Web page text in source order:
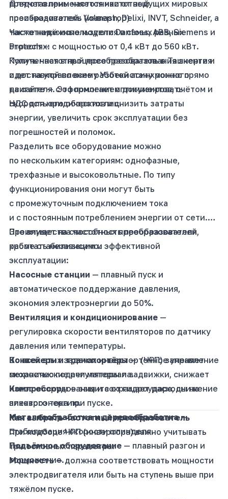
представлены частотники от ведущих мировых
производителей: Volmash, Delixi, INVT, Schneider, а
также надёжные модели Danfoss, ABB, Siemens и
Protech — с мощностью от 0,4 кВт до 560 кВт.
Купить частотный преобразователь в Ташкенте и
с доставкой по всему Узбекистану можно прямо
на сайте — с оформлением документов, счётом и
НДС для юридических лиц.
Для чего применяется частотный
преобразователь (инвертор)
Частотники используются в самых разных
отраслях:
Полученная в процессе преобразования энергия
идет на управление работой асинхронного
двигателя. Это помогает оптимизировать
скорость его оборотов и снизить затраты
энергии, увеличить срок эксплуатации без
погрешностей и поломок.
Разделить все оборудование можно
по нескольким категориям: однофазные,
трехфазные и высоковольтные. По типу
функционирования они могут быть
с промежуточным подключением тока
и с постоянным потреблением энергии от сети.
Это влияет на способность преобразователя
работать независимо.
Преимущества частотных преобразователей,
кроме стабилизации и эффективной
эксплуатации:
Насосные станции — плавный пуск и
автоматическое поддержание давления,
экономия электроэнергии до 50%.
Вентиляция и кондиционирование—
регулировка скорости вентиляторов по датчику
давления или температуры.
Конвейеры и транспортёры— точное управление
скоростью подачи материала.
Компрессоры— защита от гидроудара, снижение
пикового тока при пуске.
Металлообработка и деревообработка—
стабилизация скорости шпинделя.
Подъёмное оборудование— плавный разгон и
торможение.
Во всех этих задачах инвертор (ЧРП) заменяет
механические регуляторы и задвижки, снижает
износ оборудования и сокращает расходы на
электроэнергию.
Как выбрать частотный преобразователь
При подборе ЧРП (инвертора) важно учитывать
три основных параметра:
Мощность— должна соответствовать мощности
электродвигателя или быть на ступень выше при
тяжёлом пуске.